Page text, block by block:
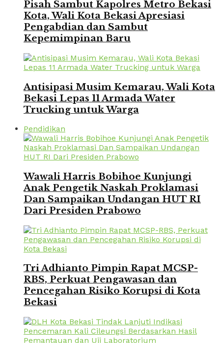
Pisah Sambut Kapolres Metro Bekasi
Kota, Wali Kota Bekasi Apresiasi
Pengabdian dan Sambut
Kepemimpinan Baru
Antisipasi Musim Kemarau, Wali Kota
Bekasi Lepas 11 Armada Water
Trucking untuk Warga
Pendidikan
Wawali Harris Bobihoe Kunjungi
Anak Pengetik Naskah Proklamasi
Dan Sampaikan Undangan HUT RI
Dari Presiden Prabowo
Tri Adhianto Pimpin Rapat MCSP-
RBS, Perkuat Pengawasan dan
Pencegahan Risiko Korupsi di Kota
Bekasi